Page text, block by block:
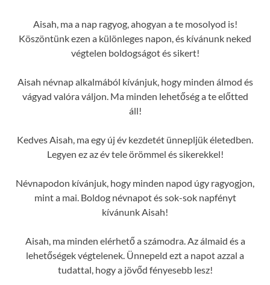
Aisah, ma a nap ragyog, ahogyan a te mosolyod is!
Köszöntünk ezen a különleges napon, és kívánunk neked
végtelen boldogságot és sikert!
Aisah névnap alkalmából kívánjuk, hogy minden álmod és
vágyad valóra váljon. Ma minden lehetőség a te előtted
áll!
Kedves Aisah, ma egy új év kezdetét ünnepljük életedben.
Legyen ez az év tele örömmel és sikerekkel!
Névnapodon kívánjuk, hogy minden napod úgy ragyogjon,
mint a mai. Boldog névnapot és sok-sok napfényt
kívánunk Aisah!
Aisah, ma minden elérhető a számodra. Az álmaid és a
lehetőségek végtelenek. Ünnepeld ezt a napot azzal a
tudattal, hogy a jövőd fényesebb lesz!